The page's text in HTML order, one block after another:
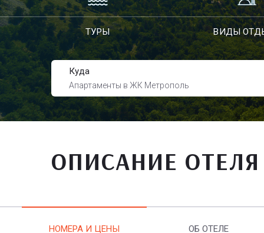
ТУРЫ ВИДЫ
Куда
Апартаменты в ЖК Метрополь
ОПИСАНИЕ ОТЕЛЯ
НОМЕРА И ЦЕНЫ ОБ ОТЕЛЕ